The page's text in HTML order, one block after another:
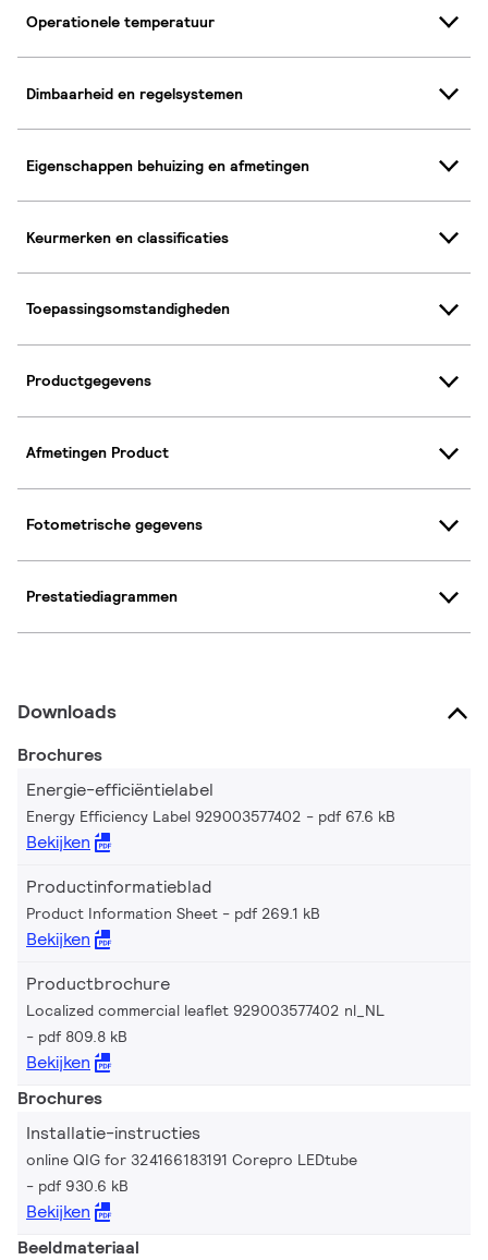
Operationele temperatuur
Dimbaarheid en regelsystemen
Eigenschappen behuizing en afmetingen
Keurmerken en classificaties
Toepassingsomstandigheden
Productgegevens
Afmetingen Product
Fotometrische gegevens
Prestatiediagrammen
Downloads
Brochures
Energie-efficiëntielabel
Energy Efficiency Label 929003577402 pdf 67.6 kB
Bekijken
Productinformatieblad
Product Information Sheet pdf 269.1 kB
Bekijken
Productbrochure
Localized commercial leaflet 929003577402 nl_NL
pdf 809.8 kB
Bekijken
Brochures
Installatie-instructies
online QIG for 324166183191 Corepro LEDtube
pdf 930.6 kB
Bekijken
Beeldmateriaal